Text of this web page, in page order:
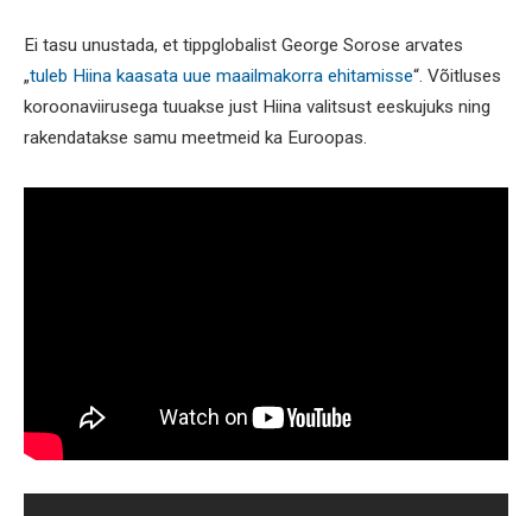
Ei tasu unustada, et tippglobalist George Sorose arvates
„tuleb Hiina kaasata uue maailmakorra ehitamisse“. Võitluses
koroonaviirusega tuuakse just Hiina valitsust eeskujuks ning
rakendatakse samu meetmeid ka Euroopas.